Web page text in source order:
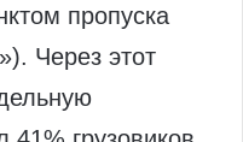
пропуска
Через этот